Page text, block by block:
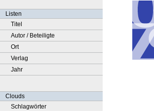
Listen
Titel
Autor / Beteiligte
Ort
Verlag
Jahr
Clouds
Schlagwörter